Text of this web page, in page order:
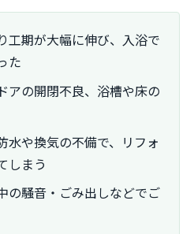
工期が大幅に伸び、入浴で
た
ドアの開閉不良、浴槽や床の
水や換気の不備で、リフォ
しまう
の騒音・ごみ出しなどでご